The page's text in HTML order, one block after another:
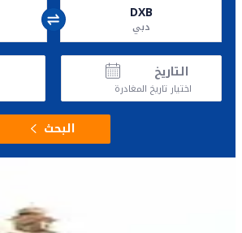
DXB
دبي
التاريخ
اختيار تاريخ المغادرة
البحث